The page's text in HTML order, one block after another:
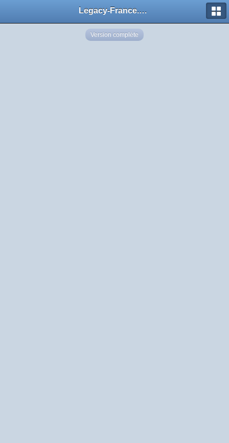
Legacy-France.org - Forum
Version complète